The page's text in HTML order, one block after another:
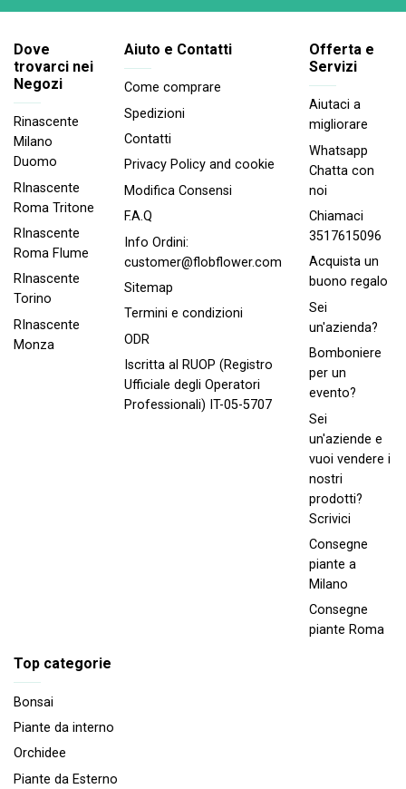
Dove
trovarci nei
Negozi
Rinascente
Milano
Duomo
RInascente
Roma Tritone
RInascente
Roma FIume
RInascente
Torino
RInascente
Monza
Aiuto e Contatti
Come comprare
Spedizioni
Contatti
Privacy Policy and cookie
Modifica Consensi
F.A.Q
Info Ordini:
customer@flobflower.com
Sitemap
Termini e condizioni
ODR
Iscritta al RUOP (Registro
Ufficiale degli Operatori
Professionali) IT-05-5707
Offerta e
Servizi
Aiutaci a
migliorare
Whatsapp
Chatta con
noi
Chiamaci
3517615096
Acquista un
buono regalo
Sei
un'azienda?
Bomboniere
per un
evento?
Sei
un'aziende e
vuoi vendere i
nostri
prodotti?
Scrivici
Consegne
piante a
Milano
Consegne
piante Roma
Top categorie
Bonsai
Piante da interno
Orchidee
Piante da Esterno